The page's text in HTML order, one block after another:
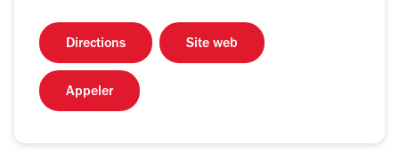
Directions Site web
Appeler